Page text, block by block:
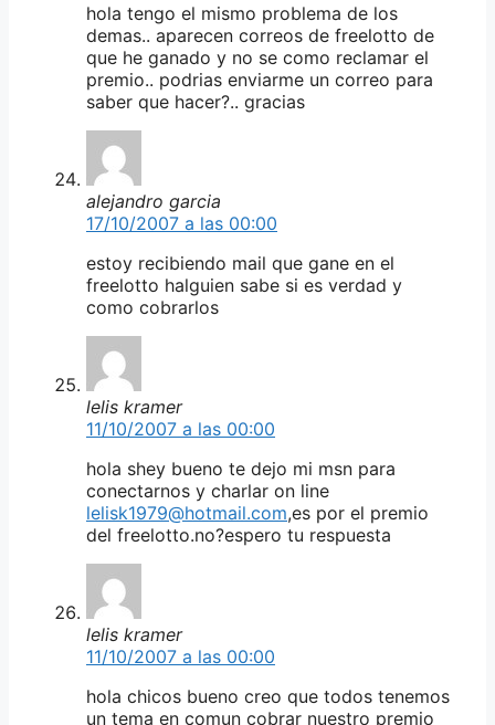
hola tengo el mismo problema de los
demas.. aparecen correos de freelotto de
que he ganado y no se como reclamar el
premio.. podrias enviarme un correo para
saber que hacer?.. gracias
alejandro garcia
17/10/2007 a las 00:00
estoy recibiendo mail que gane en el
freelotto halguien sabe si es verdad y
como cobrarlos
lelis kramer
11/10/2007 a las 00:00
hola shey bueno te dejo mi msn para
conectarnos y charlar on line
lelisk1979@hotmail.com,es por el premio
del freelotto.no?espero tu respuesta
lelis kramer
11/10/2007 a las 00:00
hola chicos bueno creo que todos tenemos
un tema en comun cobrar nuestro premio